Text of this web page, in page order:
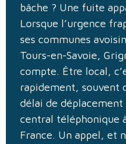
bâche ? Une fuite
Lorsque l’urgence
ses communes
Tours-en-Savoie,
compte. Être local,
rapidement, souvent
délai de
central téléphonique
France. Un appel, et